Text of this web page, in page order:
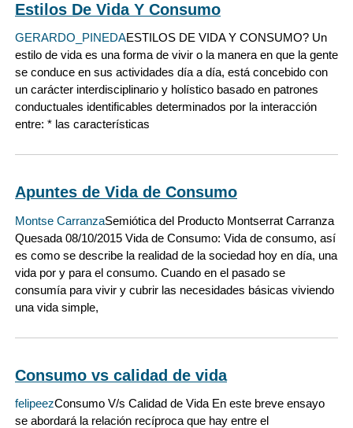
Estilos De Vida Y Consumo
GERARDO_PINEDAESTILOS DE VIDA Y CONSUMO? Un
estilo de vida es una forma de vivir o la manera en que la gente
se conduce en sus actividades día a día, está concebido con
un carácter interdisciplinario y holístico basado en patrones
conductuales identificables determinados por la interacción
entre: * las características
Apuntes de Vida de Consumo
Montse CarranzaSemiótica del Producto Montserrat Carranza
Quesada 08/10/2015 Vida de Consumo: Vida de consumo, así
es como se describe la realidad de la sociedad hoy en día, una
vida por y para el consumo. Cuando en el pasado se
consumía para vivir y cubrir las necesidades básicas viviendo
una vida simple,
Consumo vs calidad de vida
felipeezConsumo V/s Calidad de Vida En este breve ensayo
se abordará la relación recíproca que hay entre el